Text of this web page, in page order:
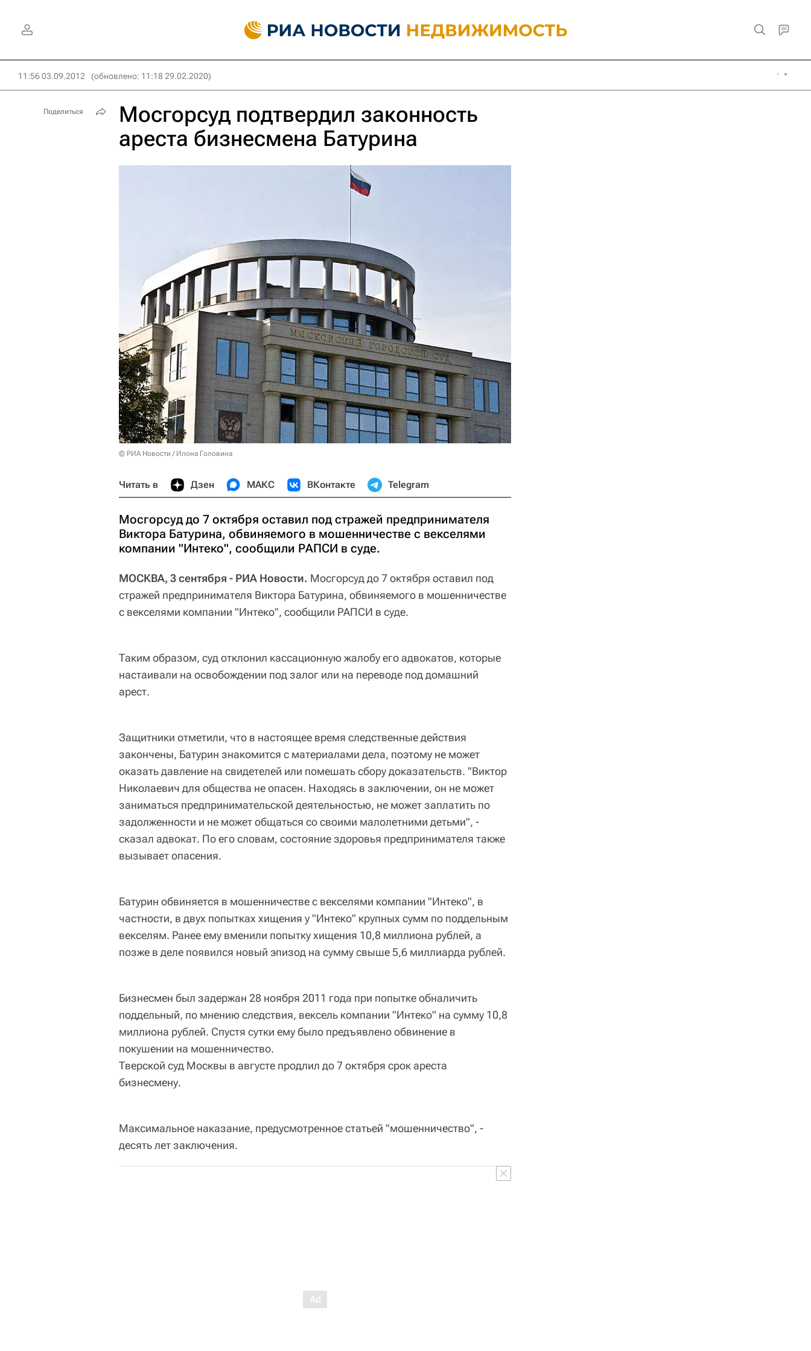
11:56 03.09.2012 (обновлено: 11:18 29.02.2020)
Мосгорсуд подтвердил законность
ареста бизнесмена Батурина
© РИА Новости / Илона Головина
Читать в Дзен МАКС ВКонтакте Telegram
Мосгорсуд до 7 октября оставил под стражей предпринимателя
Виктора Батурина, обвиняемого в мошенничестве с векселями
компании "Интеко", сообщили РАПСИ в суде.
МОСКВА, 3 сентября - РИА Новости. Мосгорсуд до 7 октября оставил под
стражей предпринимателя Виктора Батурина, обвиняемого в мошенничестве
с векселями компании "Интеко", сообщили РАПСИ в суде.
Таким образом, суд отклонил кассационную жалобу его адвокатов, которые
настаивали на освобождении под залог или на переводе под домашний
арест.
Защитники отметили, что в настоящее время следственные действия
закончены, Батурин знакомится с материалами дела, поэтому не может
оказать давление на свидетелей или помешать сбору доказательств. "Виктор
Николаевич для общества не опасен. Находясь в заключении, он не может
заниматься предпринимательской деятельностью, не может заплатить по
задолженности и не может общаться со своими малолетними детьми", -
сказал адвокат. По его словам, состояние здоровья предпринимателя также
вызывает опасения.
Батурин обвиняется в мошенничестве с векселями компании "Интеко", в
частности, в двух попытках хищения у "Интеко" крупных сумм по поддельным
векселям. Ранее ему вменили попытку хищения 10,8 миллиона рублей, а
позже в деле появился новый эпизод на сумму свыше 5,6 миллиарда рублей.
Бизнесмен был задержан 28 ноября 2011 года при попытке обналичить
поддельный, по мнению следствия, вексель компании "Интеко" на сумму 10,8
миллиона рублей. Спустя сутки ему было предъявлено обвинение в
покушении на мошенничество.
Тверской суд Москвы в августе продлил до 7 октября срок ареста
бизнесмену.
Максимальное наказание, предусмотренное статьей "мошенничество", -
десять лет заключения.
Поделиться